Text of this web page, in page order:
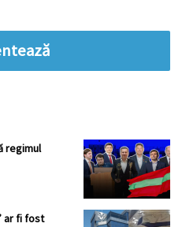
regimul
ar fi fost